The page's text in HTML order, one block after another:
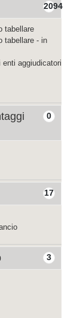
2094
tabellare
tabellare - in
aggiudicatori
0
17
3